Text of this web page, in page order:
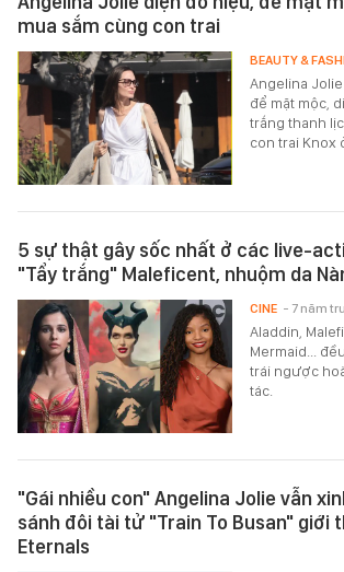
mua sắm cùng con trai
Angelina
để mặt mộc,
trắng thanh
con trai Knox
BEAUTY &
5 sự thật gây sốc nhất ở các live-
"Tẩy trắng" Maleficent, nhuộm da
Aladdin,
Mermaid...
trái ngược
tác.
CINE - 7 năm
"Gái nhiều con" Angelina Jolie vẫn
sánh đôi tài tử "Train To Busan" giới
Eternals